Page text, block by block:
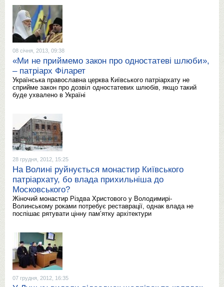
08 січня, 2013, 09:38
«Ми не приймемо закон про одностатеві шлюби»,
– патріарх Філарет
Українська православна церква Київського патріархату не
сприйме закон про дозвіл одностатевих шлюбів, якщо такий
буде ухвалено в Україні
28 грудня, 2012, 15:25
На Волині руйнується монастир Київського
патріархату, бо влада прихильніша до
Московського?
Жіночий монастир Різдва Христового у Володимирі-
Волинському роками потребує реставрації, однак влада не
поспішає рятувати цінну пам’ятку архітектури
07 грудня, 2012, 16:35